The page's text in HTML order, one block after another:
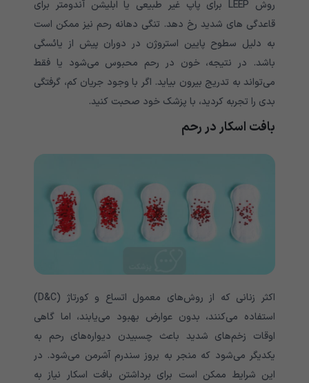
روش LEEP برای پاپ غیر طبیعی یا ابلیشن آندومتر برای
قاعدگی های شدید رخ دهد. تنگی دهانه رحم نیز ممکن است
به دلیل سطوح پایین استروژن در دوران پیش از یائسگی
باشد. در نتیجه، خون در رحم محبوس می‌شود یا فقط
می‌تواند به تدریج بیرون بیاید. اگر با وجود جریان کم، گرفتگی
بدی را تجربه کردید، با پزشک خود صحبت کنید.
بافت اسکار در رحم
اکثر زنانی که از روش‌های معمول اتساع و کورتاژ (D&C)
استفاده می‌کنند، بدون عوارض بهبود می‌یابند، اما گاهی
اوقات زخم‌های شدید باعث چسبیدن دیواره‌های رحم به
یکدیگر می‌شود که منجر به بروز سندرم آشرمن می‌شود. در
این شرایط ممکن است برای برداشتن بافت اسکار نیاز به